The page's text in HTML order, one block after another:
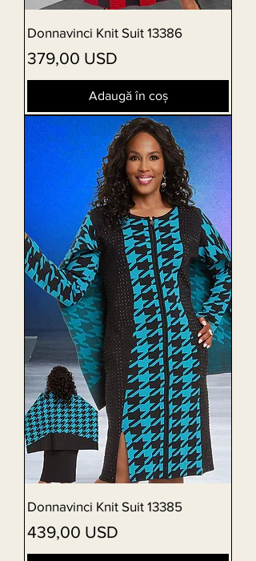
Donnavinci Knit Suit 13386
Preț
379,00 USD
Adaugă în coș
Donnavinci Knit Suit 13385
Preț
439,00 USD